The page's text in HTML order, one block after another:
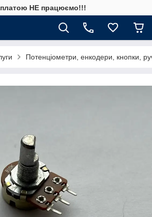
НЕ працюємо!!!
Потенціометри, енкодери, кнопки,